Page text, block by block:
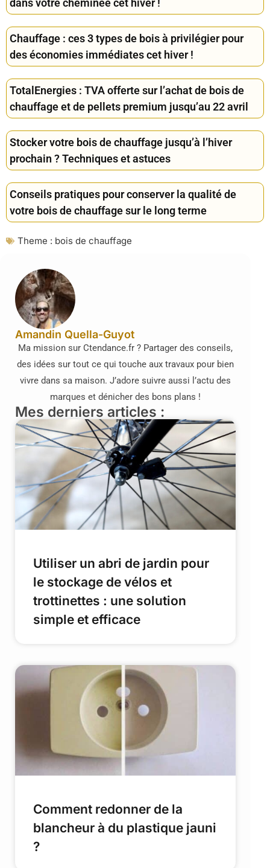
Chauffage : ces 3 types de bois à privilégier pour
des économies immédiates cet hiver !
TotalEnergies : TVA offerte sur l’achat de bois de
chauffage et de pellets premium jusqu’au 22 avril
Stocker votre bois de chauffage jusqu’à l’hiver
prochain ? Techniques et astuces
Conseils pratiques pour conserver la qualité de
votre bois de chauffage sur le long terme
Theme : bois de chauffage
Amandin Quella-Guyot
Ma mission sur Ctendance.fr ? Partager des conseils,
des idées sur tout ce qui touche aux travaux pour bien
vivre dans sa maison. J’adore suivre aussi l’actu des
marques et dénicher des bons plans !
Mes derniers articles :
Utiliser un abri de jardin pour
le stockage de vélos et
trottinettes : une solution
simple et efficace
Comment redonner de la
blancheur à du plastique jauni
?